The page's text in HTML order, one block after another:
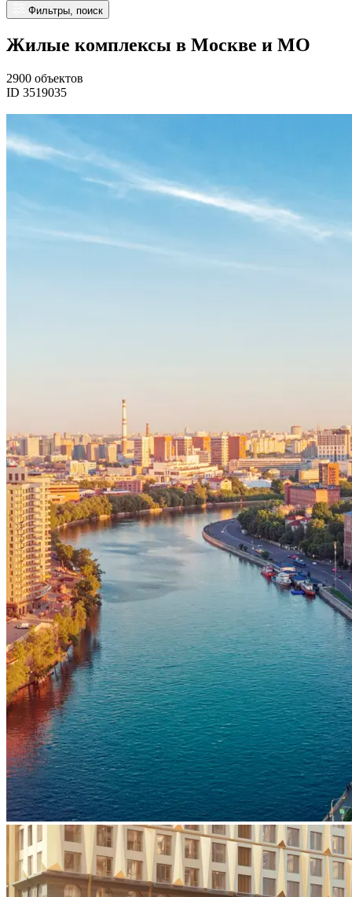
Фильтры, поиск
Жилые комплексы в Москве и МО
2900 объектов
ID 3519035